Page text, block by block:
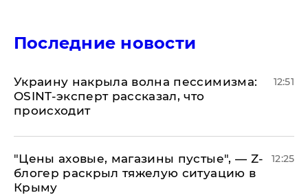
Последние новости
​Украину накрыла волна пессимизма:
OSINT-эксперт рассказал, что
происходит
12:51
​"Цены аховые, магазины пустые", — Z-
блогер раскрыл тяжелую ситуацию в
Крыму
12:25